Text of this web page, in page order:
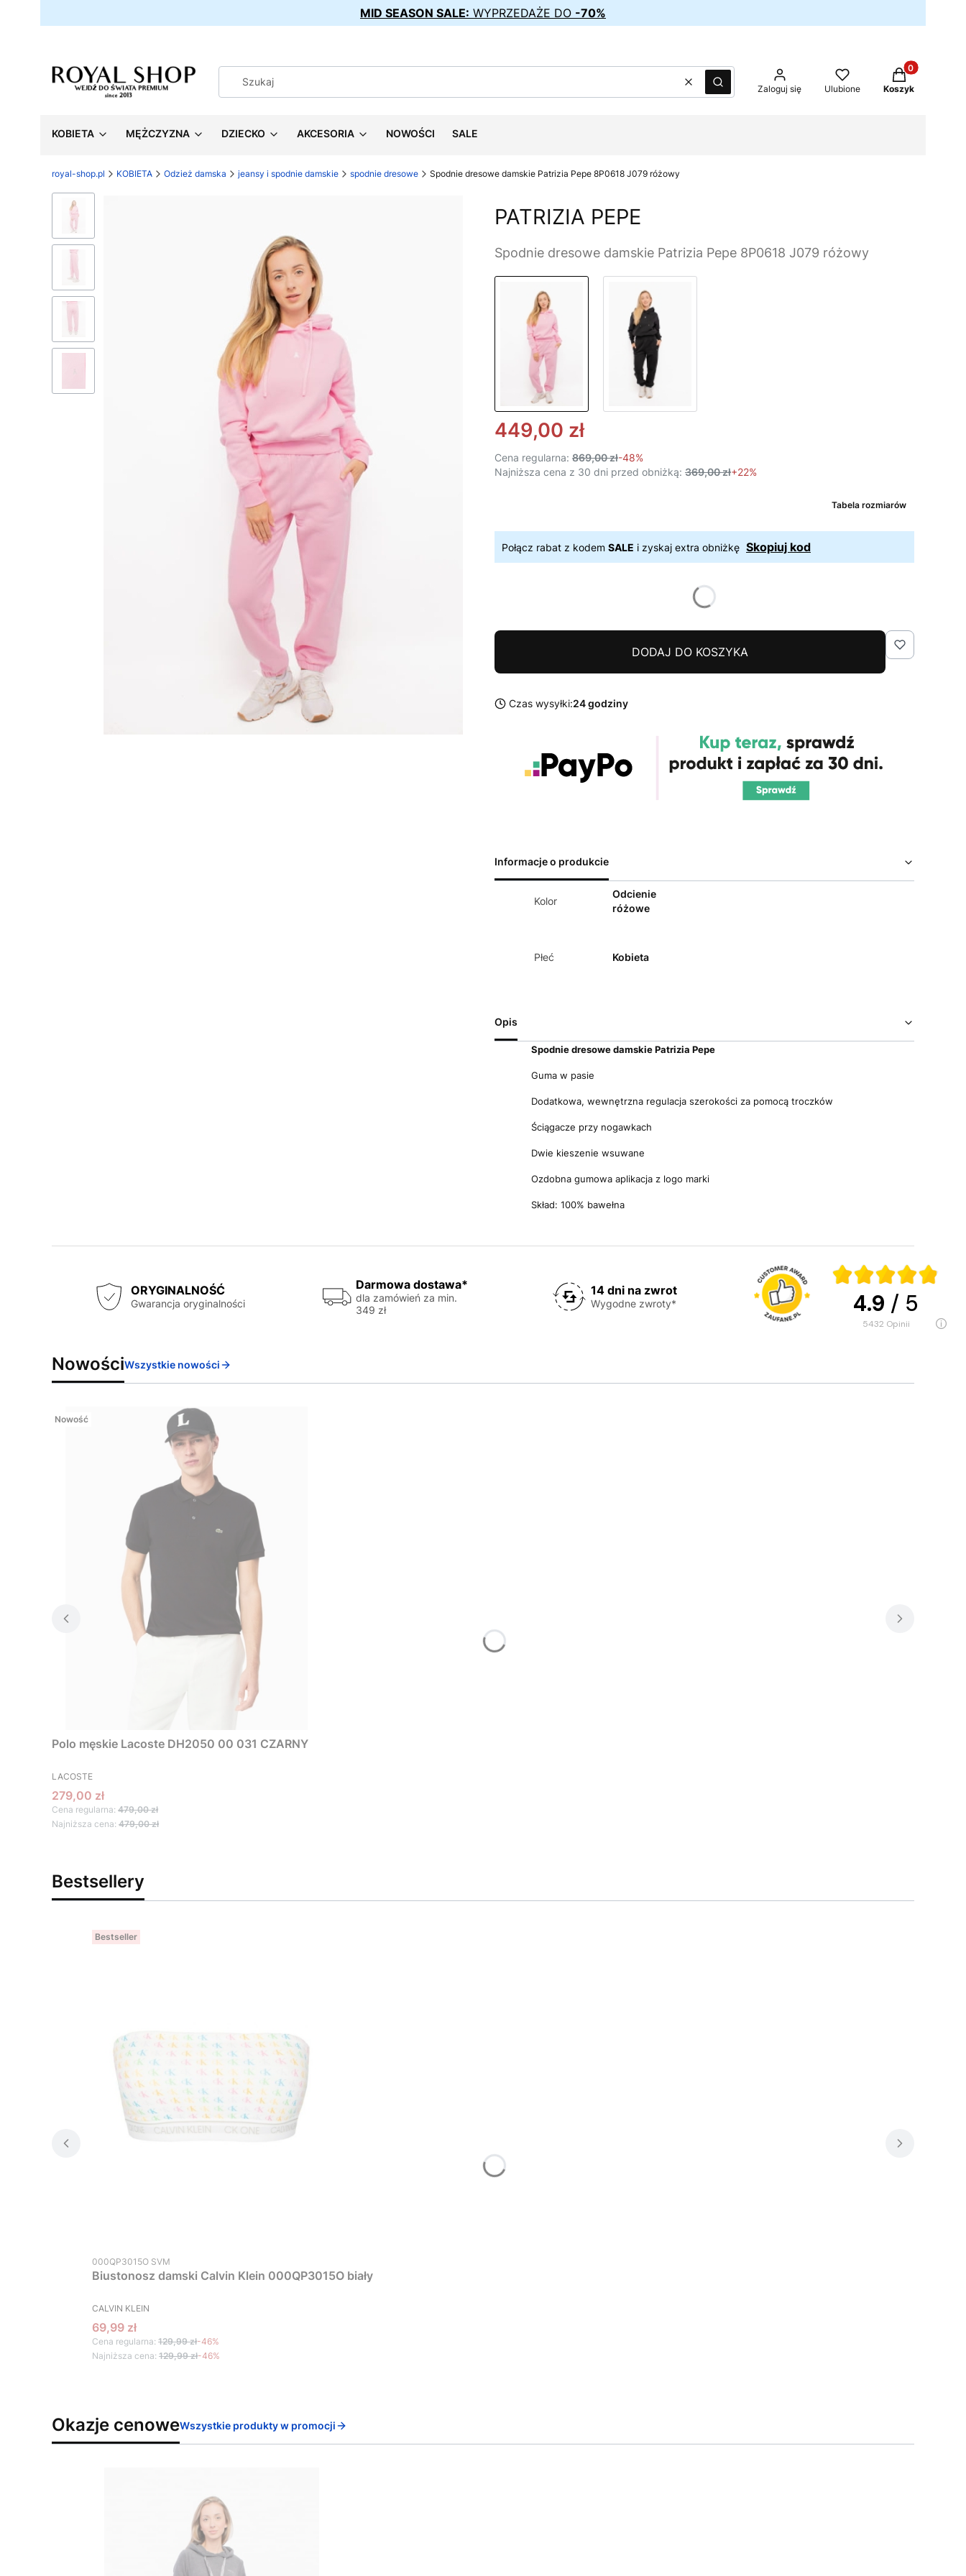
MID SEASON SALE: WYPRZEDAŻE DO -70%
WyczyśćSzukaj Zaloguj się Ulubione
Produkty w
Koszyk
KOBIETA MĘŻCZYZNA DZIECKO AKCESORIA NOWOŚCI SALE
royal-shop.pl KOBIETA Odzież damska jeansy i spodnie damskie spodnie dresowe Spodnie dresowe damskie Patrizia Pepe 8P0618 J079 różowy
PATRIZIA PEPE
Spodnie dresowe damskie Patrizia Pepe 8P0618 J079 różowy
449,00 zł
Cena regularna: 869,00 zł-48%
Najniższa cena z 30 dni przed obniżką: 369,00 zł+22%
Tabela rozmiarów
Połącz rabat z kodem SALE i zyskaj extra obniżkę Skopiuj kod
DODAJ DO KOSZYKA
Czas wysyłki:24 godziny
Informacje o produkcie
Kolor
Odcienie
różowe
Płeć Kobieta
Opis
Spodnie dresowe damskie Patrizia Pepe
Guma w pasie
Dodatkowa, wewnętrzna regulacja szerokości za pomocą troczków
Ściągacze przy nogawkach
Dwie kieszenie wsuwane
Ozdobna gumowa aplikacja z logo marki
Skład: 100% bawełna
ORYGINALNOŚĆ
Gwarancja oryginalności
Darmowa dostawa*
dla zamówień za min.
349 zł
14 dni na zwrot
Wygodne zwroty* 4.9 / 5
5432 opinii
NowościWszystkie nowości
Nowość
Polo męskie Lacoste DH2050 00 031 CZARNY
PRODUCENT
LACOSTE
Cena promocyjna
279,00 zł
Cena regularna: 479,00 zł
Najniższa cena: 479,00 zł
Bestsellery
Bestseller
Kod produktu
000QP3015O SVM
Biustonosz damski Calvin Klein 000QP3015O biały
PRODUCENT
CALVIN KLEIN
Cena promocyjna
69,99 zł
Cena regularna: 129,99 zł-46%
Najniższa cena: 129,99 zł-46%
Okazje cenoweWszystkie produkty w promocji